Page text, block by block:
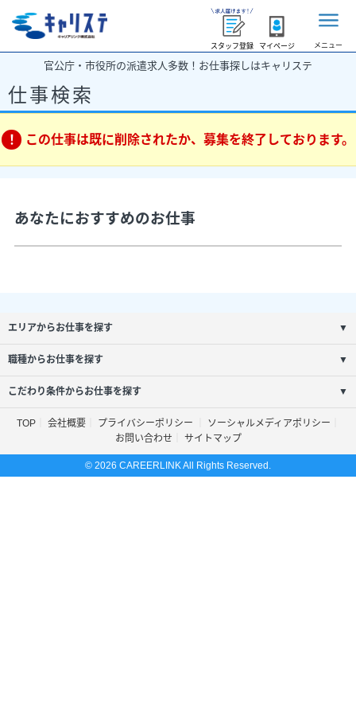
スタッフ登録 マイページ メニュー
官公庁・市役所の派遣求人多数！お仕事探しはキャリステ
仕事検索
この仕事は既に削除されたか、募集を終了しております。
あなたにおすすめのお仕事
エリアからお仕事を探す ▼
職種からお仕事を探す ▼
こだわり条件からお仕事を探す ▼
TOP 会社概要 プライバシーポリシー
ソーシャルメディアポリシー
お問い合わせ
サイトマップ
© 2026 CAREERLINK All Rights Reserved.